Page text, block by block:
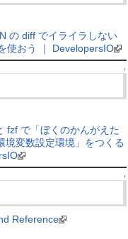
の diff でイライラしない
使おう ｜ DevelopersIO
↑
fzf で「ぼくのかんがえた
境変数設定環境」をつくる
↑
Reference